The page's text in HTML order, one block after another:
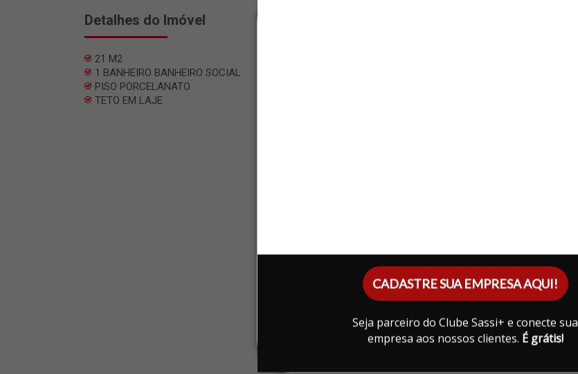
CADASTRE SUA EMPRESA AQUI!
Seja parceiro do Clube Sassi+ e conecte sua
empresa aos nossos clientes. É grátis!
Detalhes do Imóvel
21 M2
1 BANHEIRO BANHEIRO SOCIAL
PISO PORCELANATO
TETO EM LAJE